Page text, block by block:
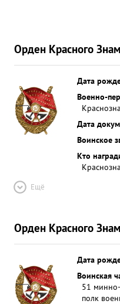
Орден Красного
Дата
Военно-
Дата
Воинское
Кто
Ещё
Орден Красного
Дата
Воинская
51
полк